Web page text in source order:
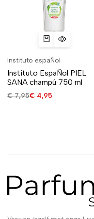
Instituto espaÑol
Instituto EspaÑol PIEL
SANA champú 750 ml
€7,95€ 4,95